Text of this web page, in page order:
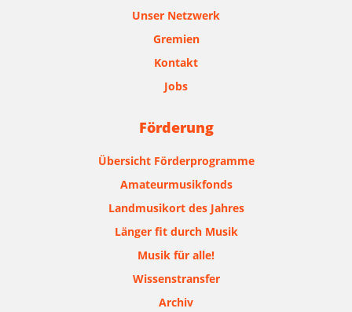
Unser Netzwerk
Gremien
Kontakt
Jobs
Förderung
Übersicht Förderprogramme
Amateurmusikfonds
Landmusikort des Jahres
Länger fit durch Musik
Musik für alle!
Wissenstransfer
Archiv